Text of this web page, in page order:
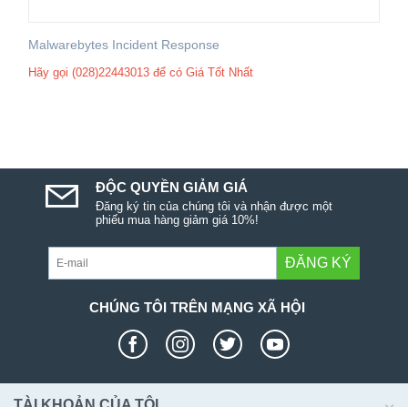
Malwarebytes Incident Response
Hãy gọi (028)22443013 để có Giá Tốt Nhất
ĐỘC QUYỀN GIẢM GIÁ
Đăng ký tin của chúng tôi và nhận được một
phiếu mua hàng giảm giá 10%!
ĐĂNG KÝ
CHÚNG TÔI TRÊN MẠNG XÃ HỘI